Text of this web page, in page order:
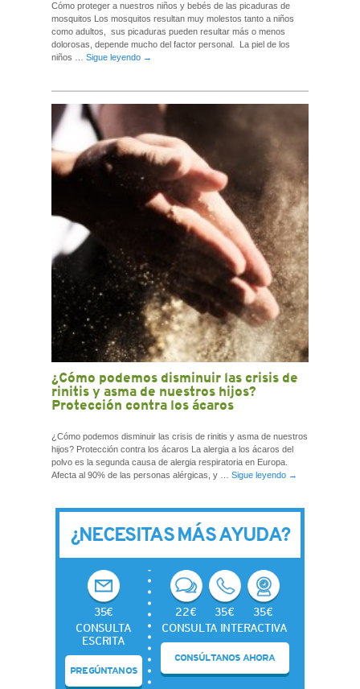
Cómo proteger a nuestros niños y bebés de las picaduras de
mosquitos Los mosquitos resultan muy molestos tanto a niños
como adultos, sus picaduras pueden resultar más o menos
dolorosas, depende mucho del factor personal. La piel de los
niños … Sigue leyendo →
¿Cómo podemos disminuir las crisis de
rinitis y asma de nuestros hijos?
Protección contra los ácaros
¿Cómo podemos disminuir las crisis de rinitis y asma de nuestros
hijos? Protección contra los ácaros La alergia a los ácaros del
polvo es la segunda causa de alergia respiratoria en Europa.
Afecta al 90% de las personas alérgicas, y … Sigue leyendo →
¿NECESITAS MÁS AYUDA?
35€
CONSULTA
ESCRITA
PREGÚNTANOS
22€ 35€
35€
CONSULTA INTERACTIVA
CONSÚLTANOS AHORA